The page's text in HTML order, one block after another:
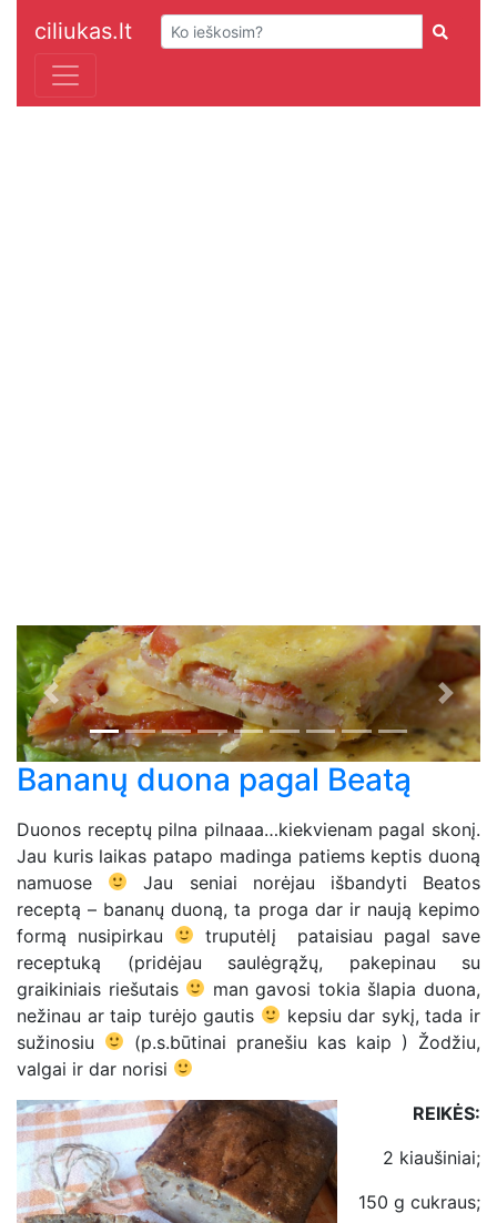
ciliukas.lt
Previous Next
Bananų duona pagal Beatą
Duonos receptų pilna pilnaaa…kiekvienam pagal skonį.
Jau kuris laikas patapo madinga patiems keptis duoną
namuose
Jau seniai norėjau išbandyti Beatos
receptą – bananų duoną, ta proga dar ir naują kepimo
formą nusipirkau
truputėlį pataisiau pagal save
receptuką (pridėjau saulėgrąžų, pakepinau su
graikiniais riešutais
man gavosi tokia šlapia duona,
nežinau ar taip turėjo gautis
kepsiu dar sykį, tada ir
sužinosiu
(p.s.būtinai pranešiu kas kaip ) Žodžiu,
valgai ir dar norisi
REIKĖS:
2 kiaušiniai;
150 g cukraus;